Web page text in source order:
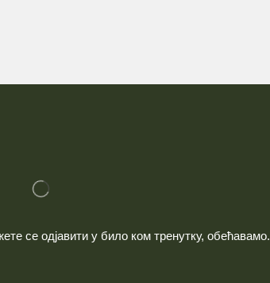
се одјавити у било ком тренутку, обећавамо.